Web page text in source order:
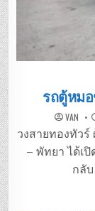
รถตู้หม
VAN
วงสายทองทัวร์
– พัทยา ได้เ
กลั